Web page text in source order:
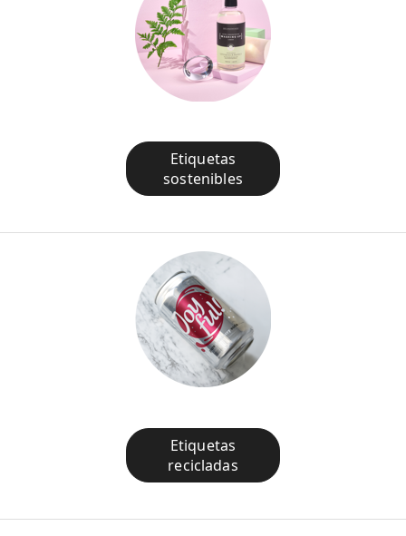
Etiquetas
sostenibles
Etiquetas
recicladas